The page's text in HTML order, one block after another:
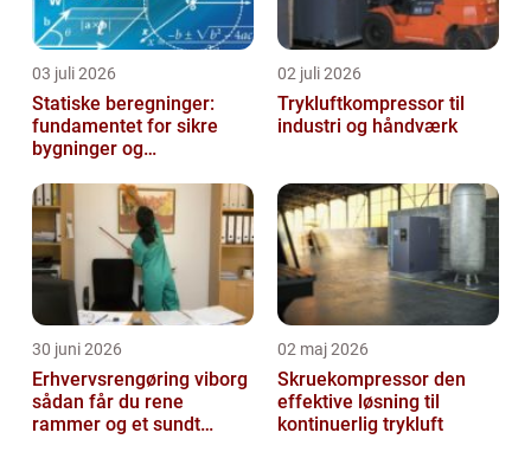
03 juli 2026
Statiske beregninger:
fundamentet for sikre
bygninger og
02 juli 2026
Trykluftkompressor til
industri og håndværk
30 juni 2026
Erhvervsrengøring viborg
sådan får du rene
rammer og et sundt
02 maj 2026
Skruekompressor den
effektive løsning til
kontinuerlig trykluft